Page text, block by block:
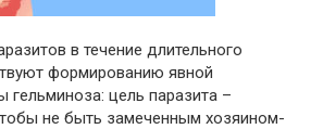
в течение длительного
формированию явной
гельминоза: цель паразита –
не быть замеченным хозяином-